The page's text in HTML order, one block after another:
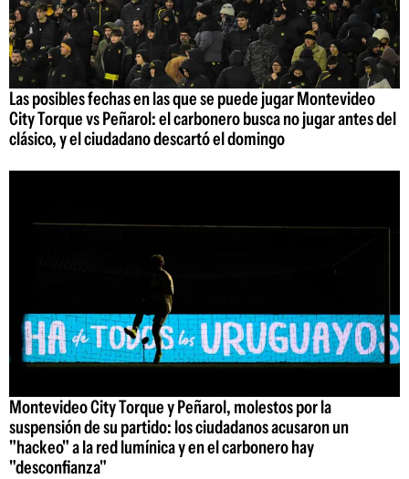
Las posibles fechas en las que se puede jugar Montevideo
City Torque vs Peñarol: el carbonero busca no jugar antes del
clásico, y el ciudadano descartó el domingo
Montevideo City Torque y Peñarol, molestos por la
suspensión de su partido: los ciudadanos acusaron un
"hackeo" a la red lumínica y en el carbonero hay
"desconfianza"